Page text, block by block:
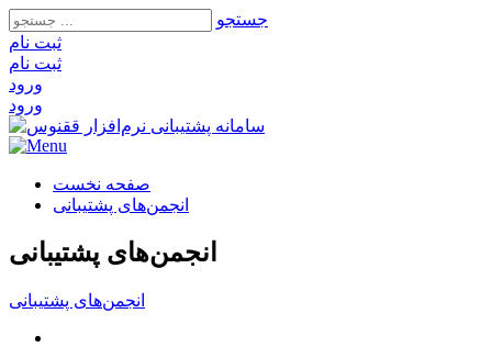
جستجو
ثبت‌ نام
ثبت‌ نام
ورود
ورود
صفحه نخست
انجمن‌های پشتیبانی
انجمن‌های پشتیبانی
انجمن‌های پشتیبانی